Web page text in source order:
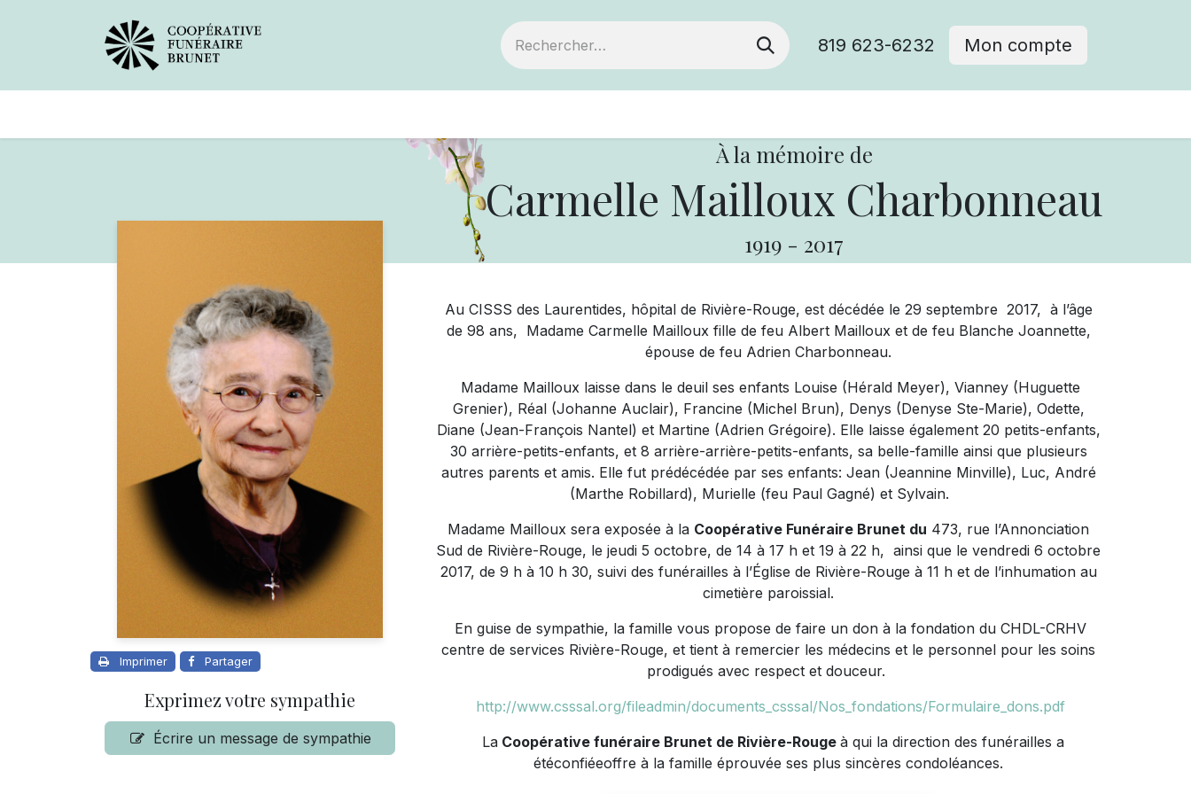
819 623-6232 Mon compte
À la mémoire de
Carmelle Mailloux Charbonneau
1919 - 2017
Imprimer Partager
Exprimez votre sympathie
Écrire un message de sympathie
Au CISSS des Laurentides, hôpital de Rivière-Rouge, est décédée le 29 septembre 2017, à l’âge
de 98 ans, Madame Carmelle Mailloux fille de feu Albert Mailloux et de feu Blanche Joannette,
épouse de feu Adrien Charbonneau.
Madame Mailloux laisse dans le deuil ses enfants Louise (Hérald Meyer), Vianney (Huguette
Grenier), Réal (Johanne Auclair), Francine (Michel Brun), Denys (Denyse Ste-Marie), Odette,
Diane (Jean-François Nantel) et Martine (Adrien Grégoire). Elle laisse également 20 petits-enfants,
30 arrière-petits-enfants, et 8 arrière-arrière-petits-enfants, sa belle-famille ainsi que plusieurs
autres parents et amis. Elle fut prédécédée par ses enfants: Jean (Jeannine Minville), Luc, André
(Marthe Robillard), Murielle (feu Paul Gagné) et Sylvain.
Madame Mailloux sera exposée à la Coopérative Funéraire Brunet du 473, rue l’Annonciation
Sud de Rivière-Rouge, le jeudi 5 octobre, de 14 à 17 h et 19 à 22 h, ainsi que le vendredi 6 octobre
2017, de 9 h à 10 h 30, suivi des funérailles à l’Église de Rivière-Rouge à 11 h et de l’inhumation au
cimetière paroissial.
En guise de sympathie, la famille vous propose de faire un don à la fondation du CHDL-CRHV
centre de services Rivière-Rouge, et tient à remercier les médecins et le personnel pour les soins
prodigués avec respect et douceur.
http://www.csssal.org/fileadmin/documents_csssal/Nos_fondations/Formulaire_dons.pdf
LaCoopérative funéraire Brunet de Rivière-Rouge à qui la direction des funérailles a
étéconfiéeoffre à la famille éprouvée ses plus sincères condoléances.